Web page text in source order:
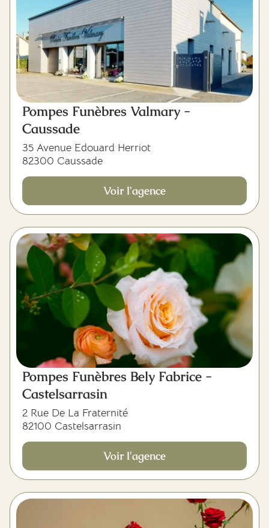
Pompes Funèbres Valmary -
Caussade
35 Avenue Edouard Herriot
82300 Caussade
Voir l'agence
Pompes Funèbres Bely Fabrice -
Castelsarrasin
2 Rue De La Fraternité
82100 Castelsarrasin
Voir l'agence